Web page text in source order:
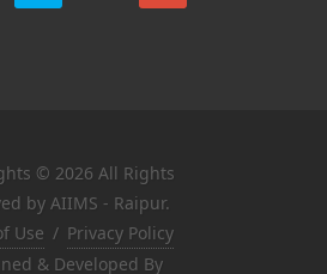
© 2026 All Rights
by AIIMS - Raipur.
Use / Privacy Policy
& Developed By